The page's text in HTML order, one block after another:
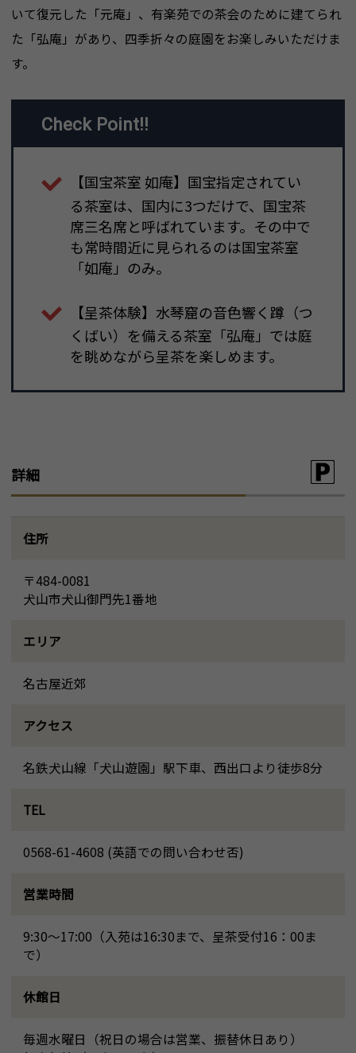
いて復元した「元庵」、有楽苑での茶会のために建てられ
た「弘庵」があり、四季折々の庭園をお楽しみいただけま
す。
Check Point!!
【国宝茶室 如庵】国宝指定されてい
る茶室は、国内に3つだけで、国宝茶
席三名席と呼ばれています。その中で
も常時間近に見られるのは国宝茶室
「如庵」のみ。
【呈茶体験】水琴窟の音色響く蹲（つ
くばい）を備える茶室「弘庵」では庭
を眺めながら呈茶を楽しめます。
詳細
住所
〒484-0081
犬山市犬山御門先1番地
エリア
名古屋近郊
アクセス
名鉄犬山線「犬山遊園」駅下車、西出口より徒歩8分
TEL
0568-61-4608 (英語での問い合わせ否)
営業時間
9:30～17:00（入苑は16:30まで、呈茶受付16：00ま
で）
休館日
毎週水曜日（祝日の場合は営業、振替休日あり）